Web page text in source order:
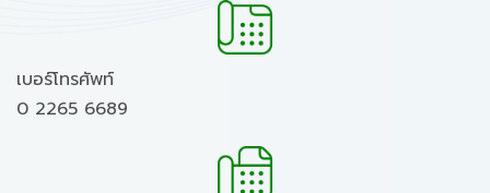
เบอร์โทรศัพท์
0 2265 6689